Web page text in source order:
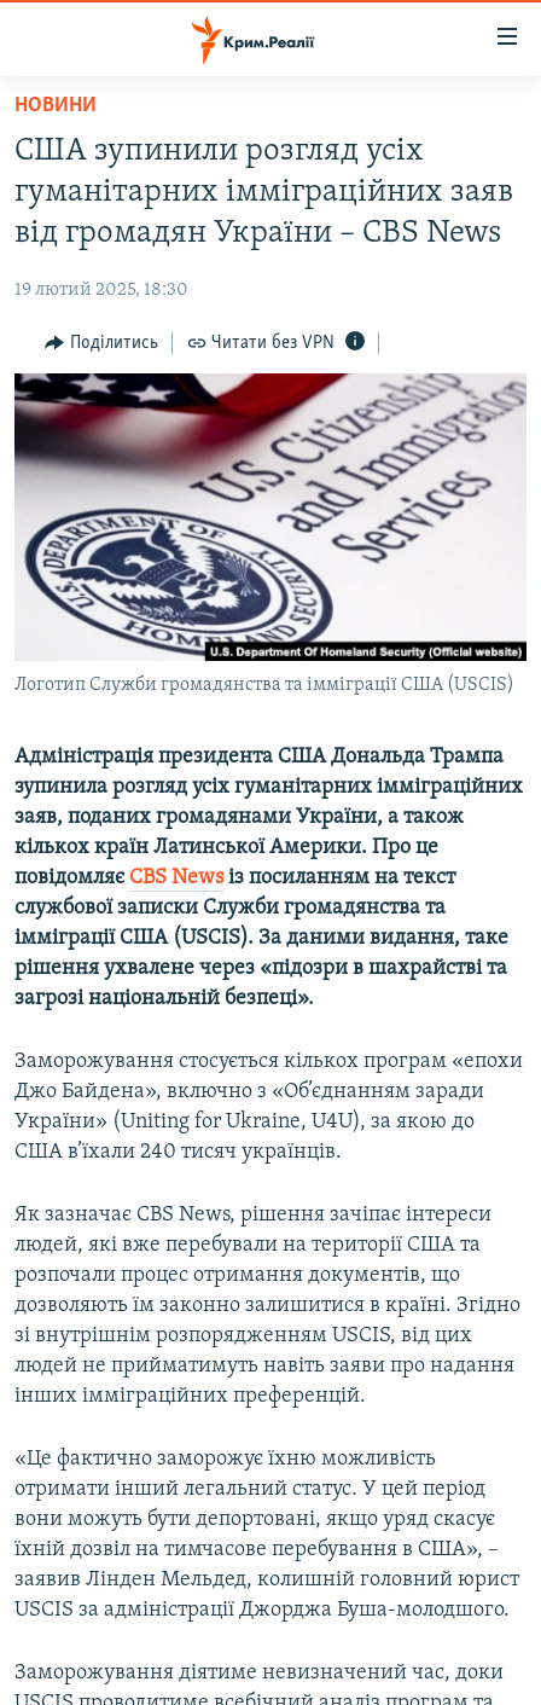
Перейти
основного
матеріалу
Перейти
до
основної
Перейти
до
пошуку
ВОДА.КРИМ
ВІДЕО ТА ФОТО
БЛОГИ
ПОГЛЯД
ІНТЕРВ'Ю
ВСЕ ЗА ДЕНЬ
СПЕЦПРОЕКТИ
ДЕПОРТАЦІЯ
ВІДЕОУРОКИ «ELIFBE»
СВІДЧЕННЯ ОКУПАЦІЇ
УКРАЇНСЬКА ПРОБЛЕМА КРИМУ
ІНФОГРАФІКА
ЯК ОБІЙТИ БЛОКУВАННЯ
Русский
Qırımtatar
ДОЛУЧАЙСЯ!
Усі сайти RFE/RL
НОВИНИ
США зупинили розгляд усіх
гуманітарних імміграційних заяв
від громадян України – CBS News
19 лютий 2025, 18:30
Поділитись Читати без VPN
Логотип Служби громадянства та імміграції США (USCIS)
Адміністрація президента США Дональда Трампа
зупинила розгляд усіх гуманітарних імміграційних
заяв, поданих громадянами України, а також
кількох країн Латинської Америки. Про це
повідомляє CBS Newsіз посиланням на текст
службової записки Служби громадянства та
імміграції США (USCIS). За даними видання, таке
рішення ухвалене через «підозри в шахрайстві та
загрозі національній безпеці».
Заморожування стосується кількох програм «епохи
Джо Байдена», включно з «Об’єднанням заради
України» (Uniting for Ukraine, U4U), за якою до
США в’їхали 240 тисяч українців.
Як зазначає CBS News, рішення зачіпає інтереси
людей, які вже перебували на території США та
розпочали процес отримання документів, що
дозволяють їм законно залишитися в країні. Згідно
зі внутрішнім розпорядженням USCIS, від цих
людей не прийматимуть навіть заяви про надання
інших імміграційних преференцій.
«Це фактично заморожує їхню можливість
отримати інший легальний статус. У цей період
вони можуть бути депортовані, якщо уряд скасує
їхній дозвіл на тимчасове перебування в США», –
заявив Лінден Мельдед, колишній головний юрист
USCIS за адміністрації Джорджа Буша-молодшого.
Заморожування діятиме невизначений час, доки